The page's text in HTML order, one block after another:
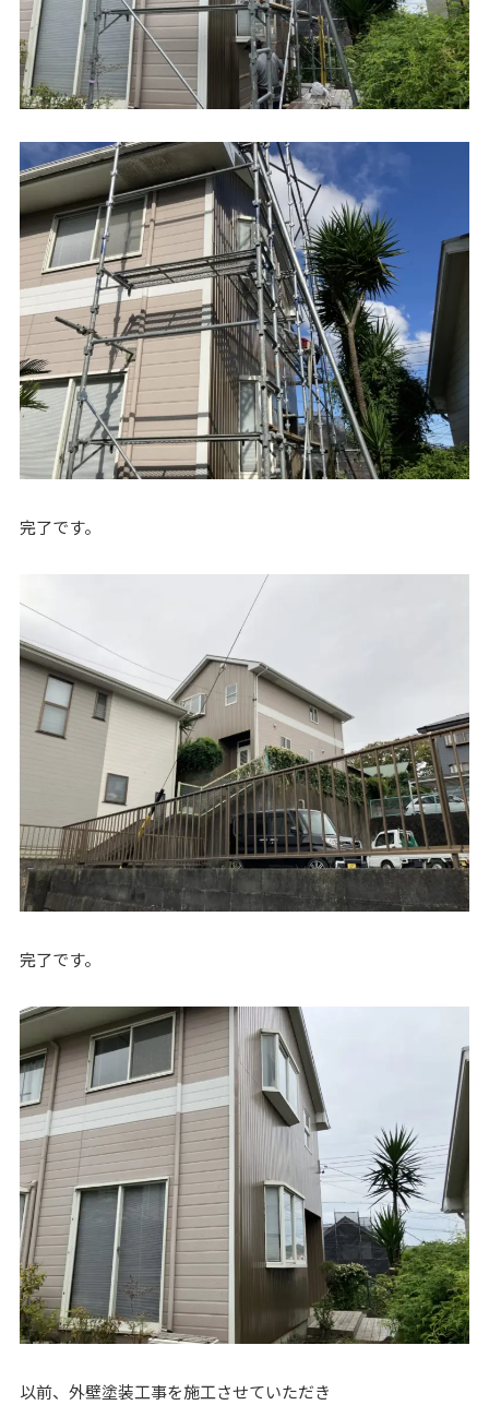
完了です。
完了です。
以前、外壁塗装工事を施工させていただき